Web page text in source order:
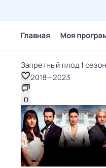
Главная Моя
Запретный плод 1
2018—2023
0